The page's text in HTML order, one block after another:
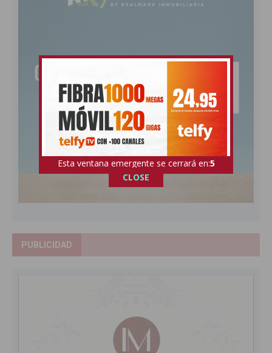
PUBLICIDAD
Esta ventana emergente se cerrará en:4
CLOSE